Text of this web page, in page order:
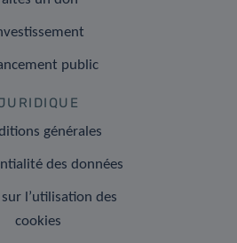
public
générales
des données
l’utilisation des
cookies